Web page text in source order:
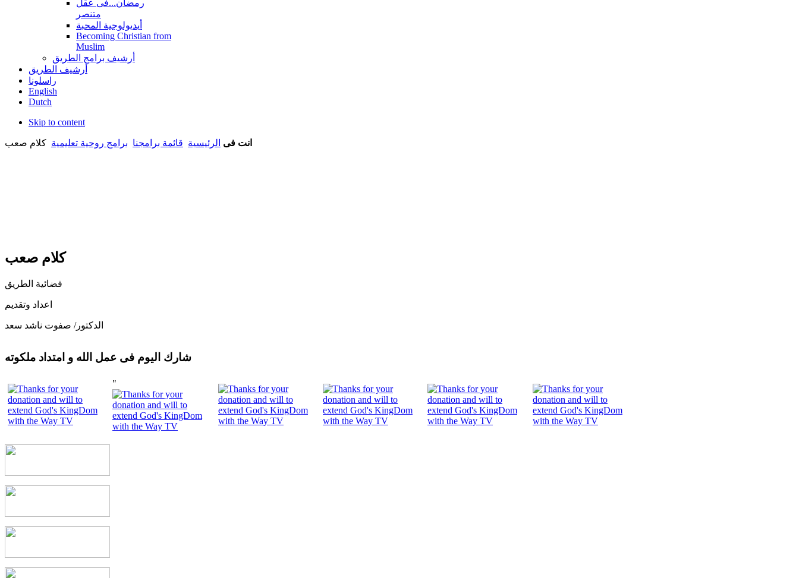
رمضان...فى عقل
متنصر
أيديولوجية المحبة
Becoming Christian from
Muslim
أرشيف برامج الطريق
أرشيف الطريق
راسلونا
English
Dutch
Skip to content
انت فى الرئيسية قائمة برامجنا برامج روحية تعليمية كلام صعب
كلام صعب
فضائية الطريق
اعداد وتقديم
الدكتور/ صفوت ناشد سعد
شارك اليوم فى عمل الله و امتداد ملكوته
"